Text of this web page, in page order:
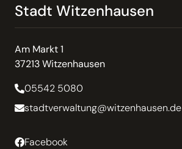
Stadt Witzenhausen
Am Markt 1
37213 Witzenhausen
05542 5080
stadtverwaltung@witzenhausen.de
Facebook